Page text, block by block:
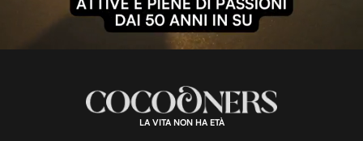
l
a
o
:
1
0
0
.
0
LA VITA NON HA ETÀ